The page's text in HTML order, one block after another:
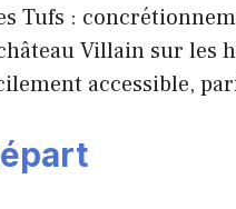
Tufs :
Villain sur les
accessible,